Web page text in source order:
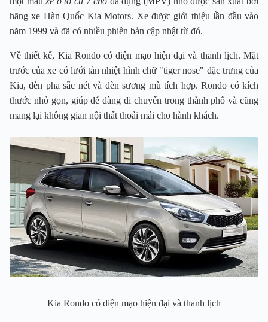
hãng xe Hàn Quốc Kia Motors. Xe được giới thiệu lần đầu vào
năm 1999 và đã có nhiều phiên bản cập nhật từ đó.
Về thiết kế, Kia Rondo có diện mạo hiện đại và thanh lịch. Mặt
trước của xe có lưới tản nhiệt hình chữ "tiger nose" đặc trưng của
Kia, đèn pha sắc nét và đèn sương mù tích hợp. Rondo có kích
thước nhỏ gọn, giúp dễ dàng di chuyển trong thành phố và cũng
mang lại không gian nội thất thoải mái cho hành khách.
Kia Rondo có diện mạo hiện đại và thanh lịch